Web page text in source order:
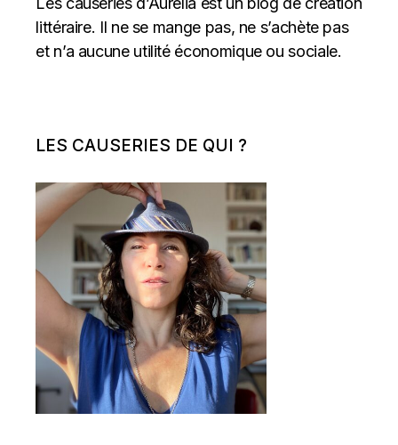
littéraire. Il ne se mange pas, ne s’achète pas
et n’a aucune utilité économique ou sociale.
LES CAUSERIES DE QUI ?